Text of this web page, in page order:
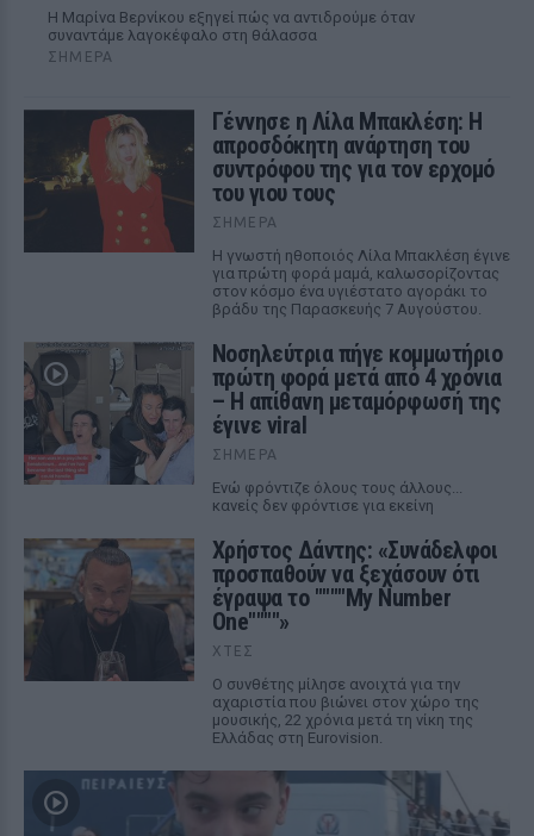
Η Μαρίνα Βερνίκου εξηγεί πώς να αντιδρούμε όταν
συναντάμε λαγοκέφαλο στη θάλασσα
ΣΉΜΕΡΑ
Γέννησε η Λίλα Μπακλέση: Η
απροσδόκητη ανάρτηση του
συντρόφου της για τον ερχομό
του γιου τους
ΣΉΜΕΡΑ
Η γνωστή ηθοποιός Λίλα Μπακλέση έγινε
για πρώτη φορά μαμά, καλωσορίζοντας
στον κόσμο ένα υγιέστατο αγοράκι το
βράδυ της Παρασκευής 7 Αυγούστου.
Νοσηλεύτρια πήγε κομμωτήριο
πρώτη φορά μετά από 4 χρόνια
– Η απίθανη μεταμόρφωσή της
έγινε viral
ΣΉΜΕΡΑ
Ενώ φρόντιζε όλους τους άλλους...
κανείς δεν φρόντισε για εκείνη
Χρήστος Δάντης: «Συνάδελφοι
προσπαθούν να ξεχάσουν ότι
έγραψα το """"My Number
One""""»
ΧΤΕΣ
Ο συνθέτης μίλησε ανοιχτά για την
αχαριστία που βιώνει στον χώρο της
μουσικής, 22 χρόνια μετά τη νίκη της
Ελλάδας στη Eurovision.